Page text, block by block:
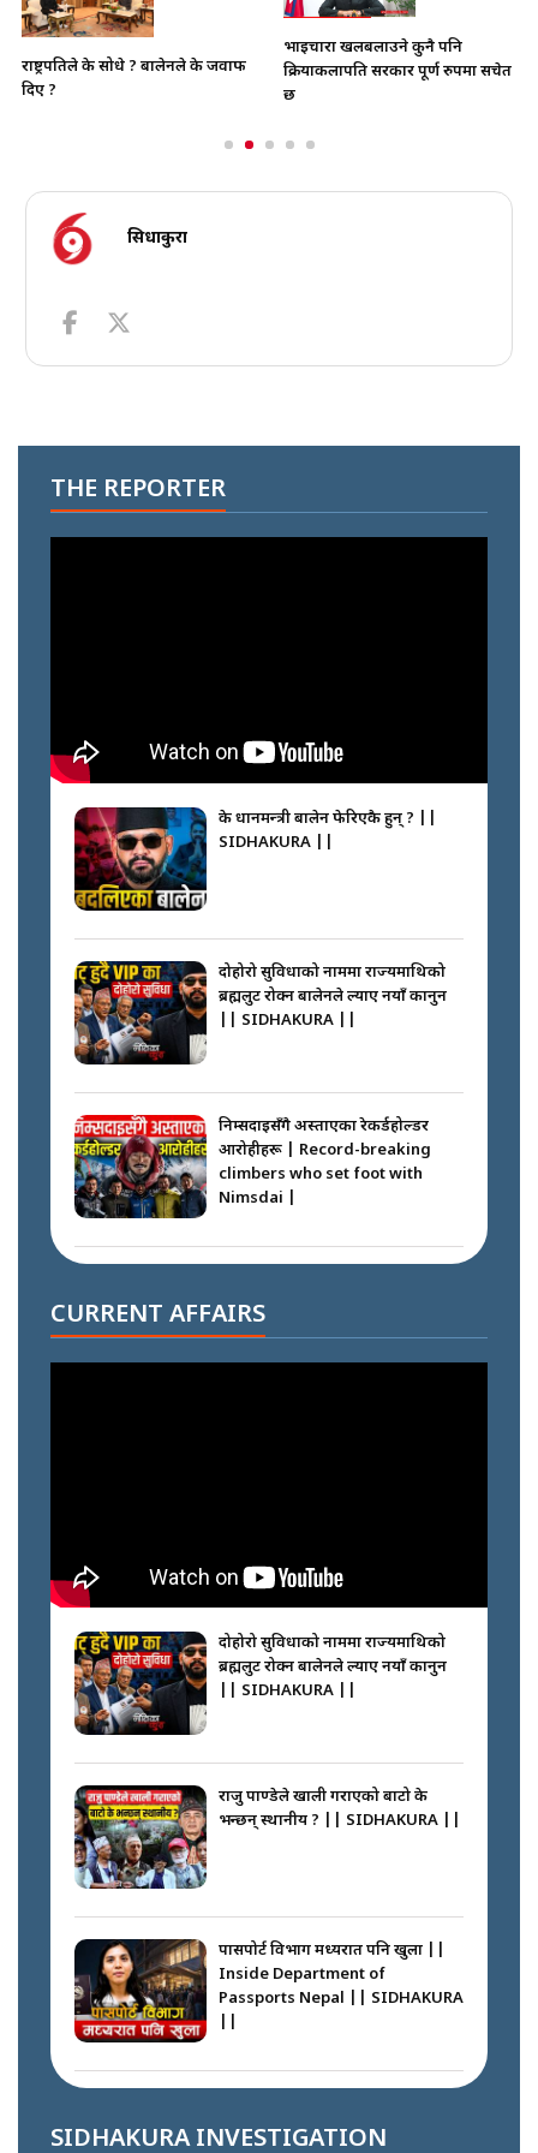
राष्ट्रपतिले के सोधे ? बालेनले के जवाफ
दिए ?
भाइचारा खलबलाउने कुनै पनि
क्रियाकलापप्रति सरकार पूर्ण रुपमा सचेत
छ
सिधाकुरा
THE REPORTER
के प्रधानमन्त्री बालेन फेरिएकै हुन् ? ||
SIDHAKURA ||
दोहोरो सुविधाको नाममा राज्यमाथिको
ब्रह्मलुट रोक्न बालेनले ल्याए नयाँ कानुन
|| SIDHAKURA ||
निम्सदाइसँगै अस्ताएका रेकर्डहोल्डर
आरोहीहरू | Record-breaking
climbers who set foot with
Nimsdai |
अपराध श्रृङ्खला || SIDHAKURA ||
नेपालीलाई भरिया मात्र देख्ने दृष्टिकोण
बदलेका ‘निम्स दाई’ || SIDHAKURA
||
आगो निभाउने कि तेल थप्ने ? WHATS
HAPPENING IN MADHESH ? ||
भयो ? के के भयो ? || SUNSARI
CASE || SIDHAKURA || THE
REPORTER ||
प्रहरी ? Police repeatedly fail to
CURRENT AFFAIRS
दोहोरो सुविधाको नाममा राज्यमाथिको
ब्रह्मलुट रोक्न बालेनले ल्याए नयाँ कानुन
|| SIDHAKURA ||
राजु पाण्डेले खाली गराएको बाटो के
भन्छन् स्थानीय ? || SIDHAKURA ||
पासपोर्ट विभाग मध्यरात पनि खुला ||
Inside Department of
Passports Nepal || SIDHAKURA
the Gas Go? || SIDHAKURA ||
SIDHAKURA INVESTIGATION